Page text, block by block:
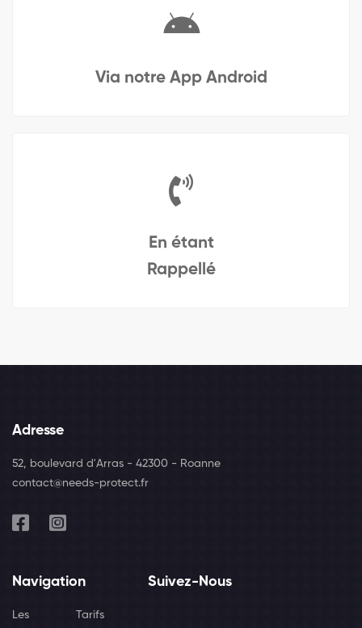
Via notre App Android
En étant
Rappellé
Adresse
52, boulevard d'Arras - 42300 - Roanne
contact@needs-protect.fr
Navigation
Les
Tarifs
Suivez-Nous